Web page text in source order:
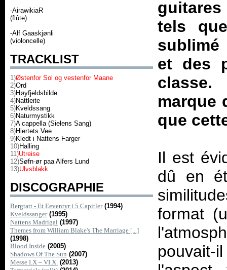
-AirawikiaR
(flûte)
-Alf Gaaskjønli
(violoncelle)
TRACKLIST
1)Østenfor Sol og vestenfor Maane
2)Ord
3)Høyfjeldsbilde
4)Nattleite
5)Kveldssang
6)Naturmystikk
7)A cappella (Sielens Sang)
8)Hiertets Vee
9)Kledt i Nattens Farger
10)Halling
11)Utreise
12)Søfn-ør paa Alfers Lund
13)Ulvsblakk
DISCOGRAPHIE
Bergtatt - Et Eeventyr i 5 Capitler (1994)
Kveldssanger (1995)
Nattens Madrigal (1997)
Themes from William Blake's The Marriage [...]
(1998)
Blood Inside (2005)
Shadows Of The Sun (2007)
Messe I.X – VI.X. (2013)
tels
et des
marque
que
Il est
dû en
format